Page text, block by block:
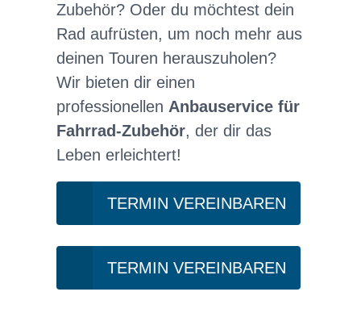
Zubehör? Oder du möchtest dein
Rad aufrüsten, um noch mehr aus
deinen Touren herauszuholen?
Wir bieten dir einen
professionellenAnbauservice für
Fahrrad-Zubehör, der dir das
Leben erleichtert!
TERMIN VEREINBAREN
TERMIN VEREINBAREN